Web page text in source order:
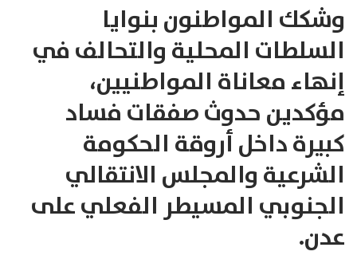
وشكك المواطنون بنوايا
السلطات المحلية والتحالف في
إنهاء معاناة المواطنيين،
مؤكدين حدوث صفقات فساد
كبيرة داخل أروقة الحكومة
الشرعية والمجلس الانتقالي
الجنوبي المسيطر الفعلي على
عدن.